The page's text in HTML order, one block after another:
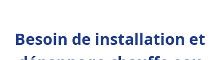
Besoin de installation et